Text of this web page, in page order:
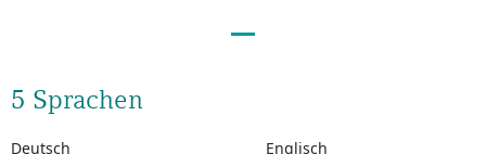
5 Sprachen
Deutsch Englisch